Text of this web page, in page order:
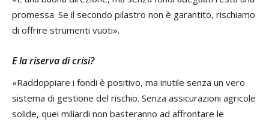
promessa. Se il secondo pilastro non è garantito, rischiamo
di offrire strumenti vuoti».
E la riserva di crisi?
«Raddoppiare i fondi è positivo, ma inutile senza un vero
sistema di gestione del rischio. Senza assicurazioni agricole
solide, quei miliardi non basteranno ad affrontare le